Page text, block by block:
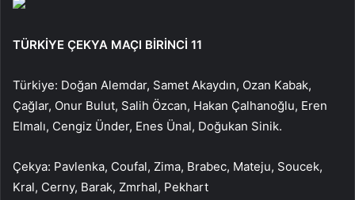
TÜRKİYE ÇEKYA MAÇI BİRİNCİ 11
Türkiye: Doğan Alemdar, Samet Akaydın, Ozan Kabak,
Çağlar, Onur Bulut, Salih Özcan, Hakan Çalhanoğlu, Eren
Elmalı, Cengiz Ünder, Enes Ünal, Doğukan Sinik.
Çekya: Pavlenka, Coufal, Zima, Brabec, Mateju, Soucek,
Kral, Cerny, Barak, Zmrhal, Pekhart